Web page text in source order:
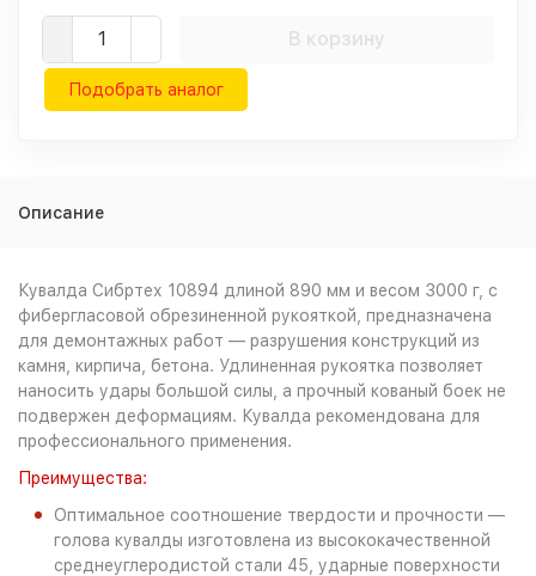
В корзину
Подобрать аналог
Описание
Кувалда Сибртех 10894 длиной 890 мм и весом 3000 г, с
фибергласовой обрезиненной рукояткой, предназначена
для демонтажных работ — разрушения конструкций из
камня, кирпича, бетона. Удлиненная рукоятка позволяет
наносить удары большой силы, а прочный кованый боек не
подвержен деформациям. Кувалда рекомендована для
профессионального применения.
Преимущества:
Оптимальное соотношение твердости и прочности —
голова кувалды изготовлена из высококачественной
среднеуглеродистой стали 45, ударные поверхности